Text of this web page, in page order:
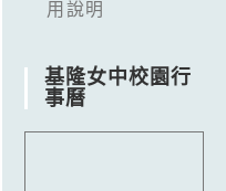
用說明
基隆女中校園行
事曆